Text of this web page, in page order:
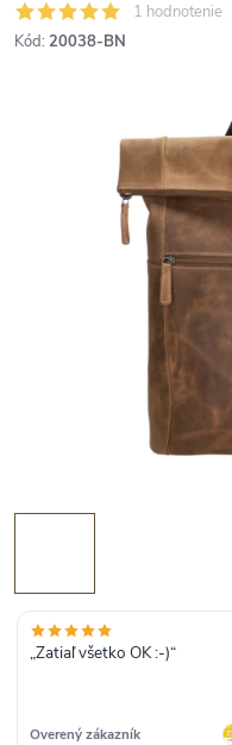
1 hodnotenie
Kód: 20038-BN
„Zatiaľ všetko OK :-)“
Overený zákazník